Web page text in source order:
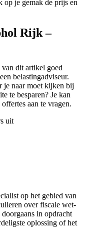
je gemak de prijs en
Rijk –
dit artikel goed
belastingadviseur.
je naar moet kijken bij
te besparen? Je kan
aan te vragen.
uit
op het gebied van
over fiscale wet-
in opdracht
oplossing of het